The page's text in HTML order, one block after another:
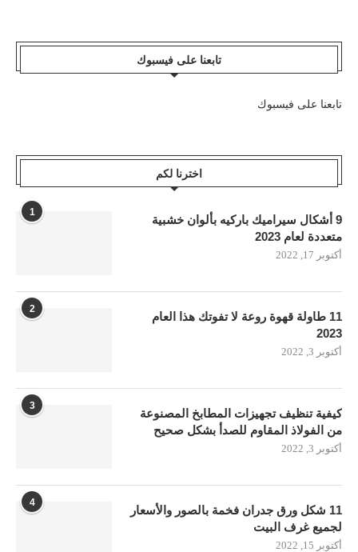
تابعنا على فيسبوك
تابعنا على فيسبوك
اخترنا لكم
1
9 أشكال سيراميك باركيه بألوان خشبية
متعددة لعام 2023
أكتوبر 17, 2022
2
11 طاولة قهوة روعة لا تفوتك هذا العام
2023
أكتوبر 3, 2022
3
كيفية تنظيف تجهيزات المطابخ المصنوعة
من الفولاذ المقاوم للصدأ بشكل صحيح
أكتوبر 3, 2022
4
11 شكل ورق جدران فخمة بالصور والأسعار
لجميع غرف البيت
أكتوبر 15, 2022